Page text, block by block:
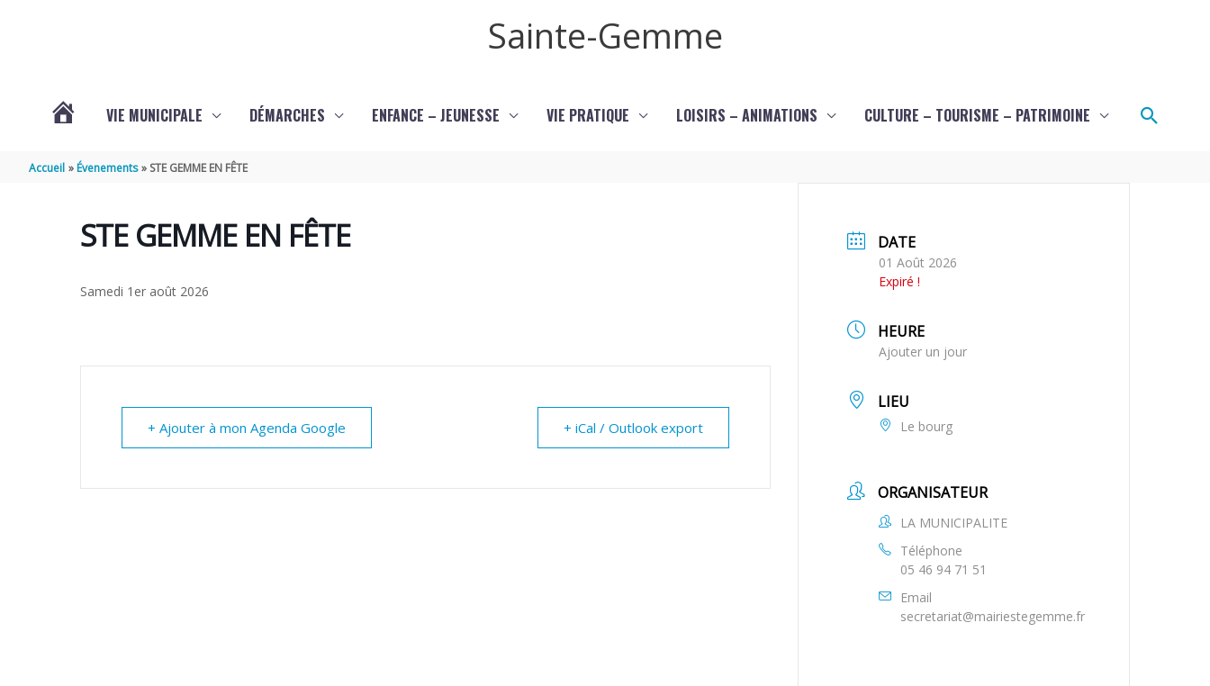
Sainte-Gemme
VIE MUNICIPALE DÉMARCHES ENFANCE – JEUNESSE VIE PRATIQUE LOISIRS – ANIMATIONS CULTURE – TOURISME – PATRIMOINE
Accueil Évenements STE GEMME EN FÊTE
STE GEMME EN FÊTE
Samedi 1er août 2026
+ Ajouter à mon Agenda Google + iCal / Outlook export
DATE
01 Août 2026
Expiré !
HEURE
Ajouter un jour
LIEU
Le bourg
ORGANISATEUR
LA MUNICIPALITE
Téléphone
05 46 94 71 51
Email
secretariat@mairiestegemme.fr